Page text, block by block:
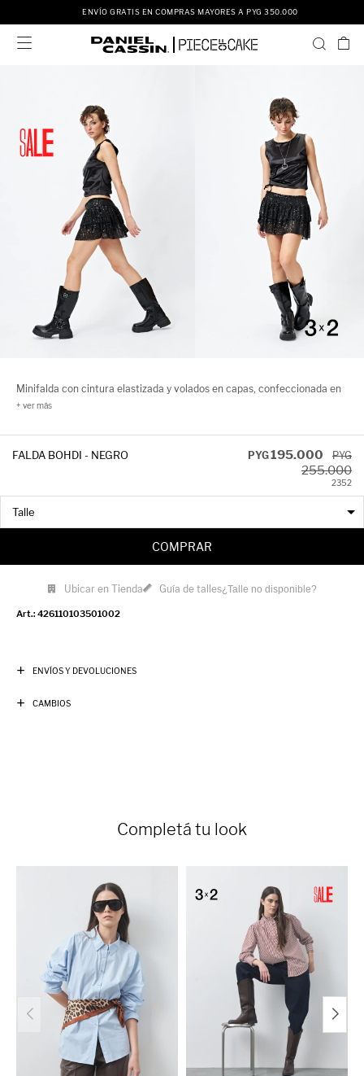
ENVÍO GRATIS EN COMPRAS MAYORES A PYG 350.000

Minifalda con cintura elastizada y volados en capas, confeccionada en
tul bordado con lentejuelas. El brillo acompaña el movimiento y
al cuerpo, botas o hasta remeras básicas si buscás contraste.
FALDA BOHDI - NEGRO PYG195.000 PYG
255.000
2352
COMPRAR
Ubicar en Tienda Guía de talles¿Talle no disponible?
426110103501002
ENVÍOS Y DEVOLUCIONES
CAMBIOS
Completá tu look